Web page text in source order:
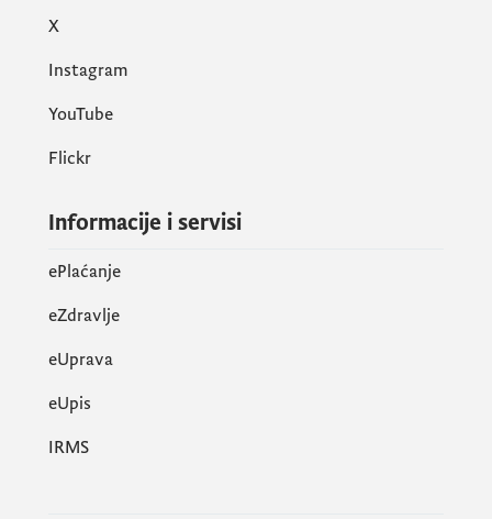
X
Instagram
YouTube
Flickr
Informacije i servisi
ePlaćanje
eZdravlje
eUprava
еUpis
IRMS